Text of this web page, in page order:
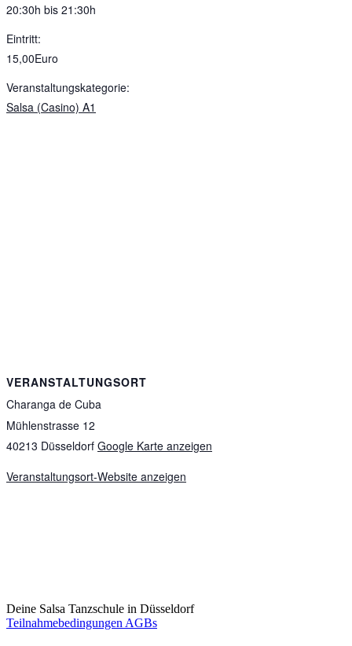
20:30h bis 21:30h
Eintritt:
15,00Euro
Veranstaltungskategorie:
Salsa (Casino) A1
VERANSTALTUNGSORT
Charanga de Cuba
Mühlenstrasse 12
40213 Düsseldorf Google Karte anzeigen
Veranstaltungsort-Website anzeigen
Deine Salsa Tanzschule in Düsseldorf
Teilnahmebedingungen AGBs